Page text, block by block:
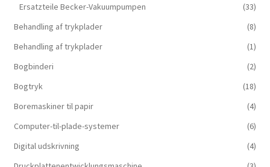
Ersatzteile Becker-Vakuumpumpen
(33)
Behandling af trykplader
(8)
Behandling af trykplader
(1)
Bogbinderi
(2)
Bogtryk
(18)
Boremaskiner til papir
(4)
Computer-til-plade-systemer
(6)
Digital udskrivning
(4)